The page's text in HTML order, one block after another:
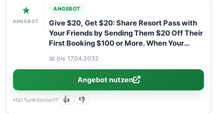
★
ANGEBOT
ANGEBOT
Give $20, Get $20: Share Resort Pass with
Your Friends by Sending Them $20 Off Their
First Booking $100 or More. When Your
$20 Off Your Next $100 or More Booking!
📅 bis 17.04.2032
Angebot nutzen
Hat funktioniert? 👍 👎